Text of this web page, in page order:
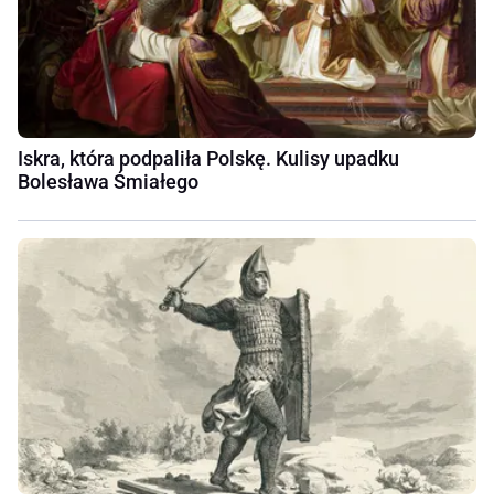
Iskra, która podpaliła Polskę. Kulisy upadku
Bolesława Śmiałego